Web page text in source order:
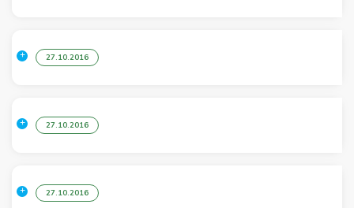
27.10.2016
27.10.2016
27.10.2016